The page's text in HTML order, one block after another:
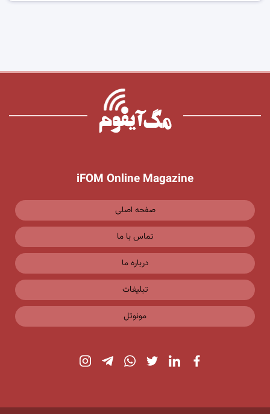
iFOM Online Magazine
صفحه اصلی
تماس با ما
درباره ما
تبلیغات
مونوتل